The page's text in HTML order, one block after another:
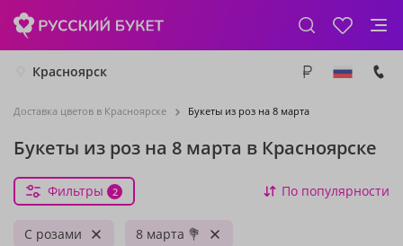
Красноярск
Доставка цветов в Красноярске Букеты из роз на 8 марта
Букеты из роз на 8 марта в Красноярске
Фильтры 2 По популярности
С розами 8 марта 💐